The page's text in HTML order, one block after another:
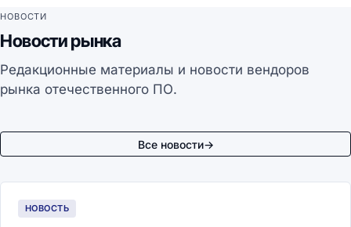
НОВОСТИ
Новости рынка
Редакционные материалы и новости вендоров
рынка отечественного ПО.
Все новости→
НОВОСТЬ